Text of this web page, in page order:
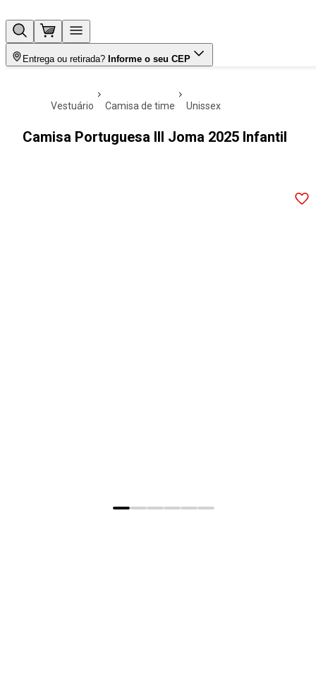
Entrega ou retirada? Informe o seu CEP
vestuário camisa de time unissex
Camisa Portuguesa III Joma 2025 Infantil